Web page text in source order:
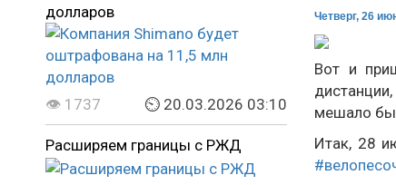
долларов
👁 1737 ⏲ 20.03.2026 03:10
Расширяем границы с РЖД
Четверг, 26
Вот и
мешало бы
Итак, 28